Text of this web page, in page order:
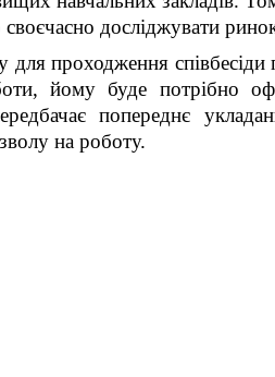
досліджувати
для проходження співбесіди
йому буде потрібно
попереднє
на роботу.